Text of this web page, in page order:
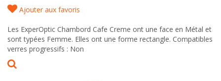
Ajouter aux favoris
Les ExperOptic Chambord Cafe Creme ont une face en Métal et
sont typées Femme. Elles ont une forme rectangle. Compatibles
verres progressifs : Non